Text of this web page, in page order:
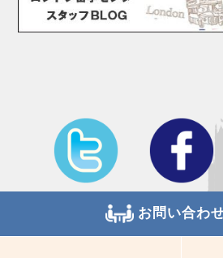
お問い合わ